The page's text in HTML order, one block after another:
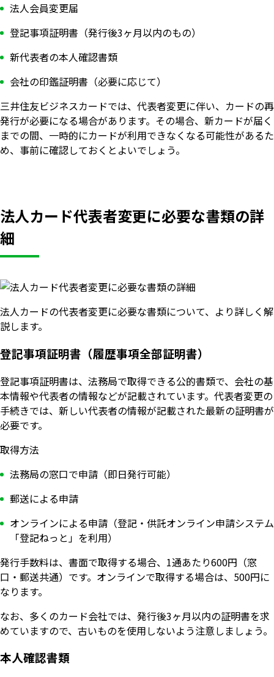
法人会員変更届
登記事項証明書（発行後3ヶ月以内のもの）
新代表者の本人確認書類
会社の印鑑証明書（必要に応じて）
三井住友ビジネスカードでは、代表者変更に伴い、カードの再
発行が必要になる場合があります。その場合、新カードが届く
までの間、一時的にカードが利用できなくなる可能性があるた
め、事前に確認しておくとよいでしょう。
法人カード代表者変更に必要な書類の詳
細
法人カードの代表者変更に必要な書類について、より詳しく解
説します。
登記事項証明書（履歴事項全部証明書）
登記事項証明書は、法務局で取得できる公的書類で、会社の基
本情報や代表者の情報などが記載されています。代表者変更の
手続きでは、新しい代表者の情報が記載された最新の証明書が
必要です。
取得方法
法務局の窓口で申請（即日発行可能）
郵送による申請
オンラインによる申請（登記・供託オンライン申請システム
「登記ねっと」を利用）
発行手数料は、書面で取得する場合、1通あたり600円（窓
口・郵送共通）です。オンラインで取得する場合は、500円に
なります。
なお、多くのカード会社では、発行後3ヶ月以内の証明書を求
めていますので、古いものを使用しないよう注意しましょう。
本人確認書類